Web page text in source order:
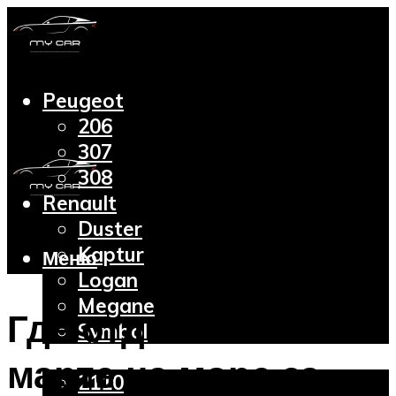
Peugeot
206
307
308
Renault
Duster
Kaptur
Logan
Megane
Symbol
Lada
2110
Меню
Где отдыхать в
марте на море за